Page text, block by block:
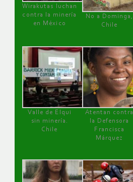
Wirakutas luchan
contra la minería
en México
No a Dominga,
Chile
Valle de Elqui
sin minería.
Chile
Atentan contra
la Defensora
Francisca
Márquez